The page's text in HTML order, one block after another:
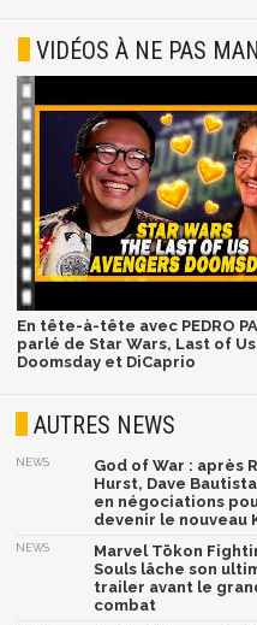
VIDÉOS À NE PAS
En tête-à-tête avec PEDRO
parlé de Star Wars, Last of
Doomsday et DiCaprio
AUTRES NEWS
NEWS
God of War : après
Hurst, Dave
en négociations
devenir le nouveau
NEWS
Marvel Tōkon
Souls lâche son
trailer avant le
combat